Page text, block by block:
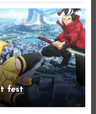
fest